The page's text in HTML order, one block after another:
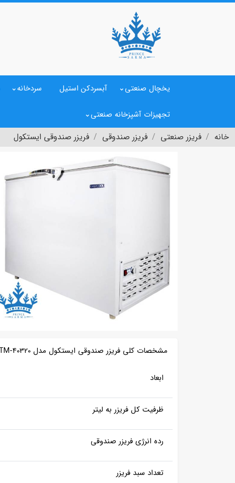
یخچال صنعتی آبسردکن استیل سردخانه
تجهیزات آشپزخانه صنعتی
خانه فریزر صنعتی فریزر صندوقی فریزر صندوقی ایستکول
مشخصات کلی فریزر صندوقی ایستکول مدل TM-40320
ابعاد
ظرفیت کل فریزر به لیتر
رده انرژی فریزر صندوقی
تعداد سبد فریزر